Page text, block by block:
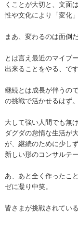
くことが大切と、文面
性や文化により「変化
まあ、変わるのは面倒
とは言え最近のマイブ
出来ることをやる、です
継続とは成長が伴うの
の挑戦で活かせるはず。
大して強い人間でも無
ダグダの怠惰な生活が
が、継続のために少し
新しい形のコンサルテ
あ、あと全く作ったこ
ゼに凝り中笑。
皆さまが挑戦されてい